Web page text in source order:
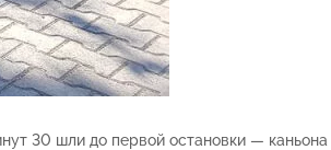
шли до первой остановки —